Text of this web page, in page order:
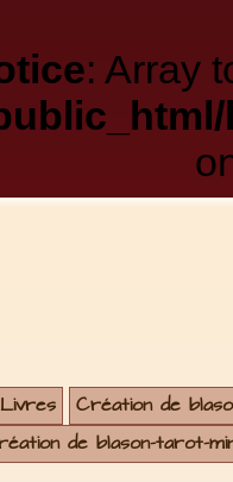
: Array
Livres
Création de
de blason-tarot-